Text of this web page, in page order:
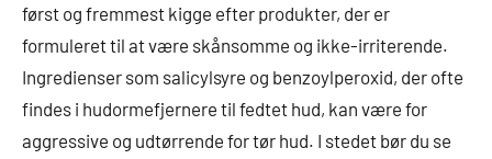
først og fremmest kigge efter produkter, der er
formuleret til at være skånsomme og ikke-irriterende.
Ingredienser som salicylsyre og benzoylperoxid, der ofte
findes i hudormefjernere til fedtet hud, kan være for
aggressive og udtørrende for tør hud. I stedet bør du se